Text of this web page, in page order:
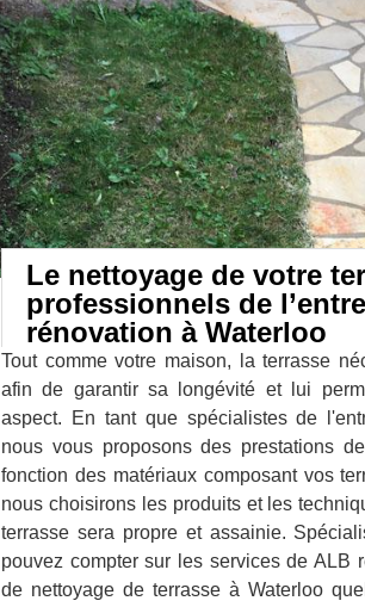
Le nettoyage de votre
professionnels de
rénovation à Waterloo
Tout comme votre maison, la terrasse
afin de garantir sa longévité et lui
aspect. En tant que spécialistes de
nous vous proposons des prestations
fonction des matériaux composant vos
nous choisirons les produits et les
terrasse sera propre et assainie.
pouvez compter sur les services de ALB
de nettoyage de terrasse à Waterloo